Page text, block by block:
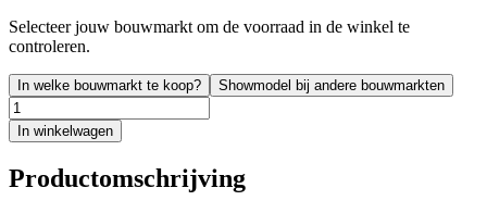
Selecteer jouw bouwmarkt om de voorraad in de winkel te
controleren.
In welke bouwmarkt te koop? Showmodel bij andere bouwmarkten
In winkelwagen
Productomschrijving